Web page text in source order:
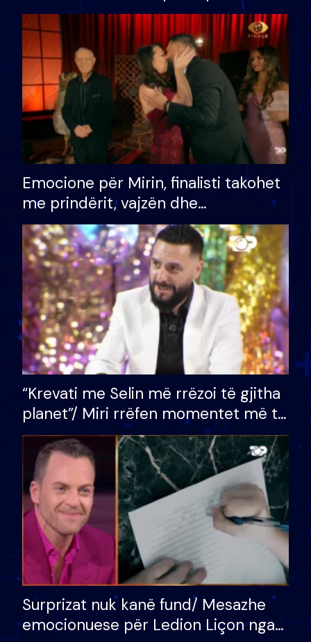
shtëpinë dhe humb mundësinë për
të fituar çmimin e madh
Emocione për Mirin, finalisti takohet
me prindërit, vajzën dhe
bashkëshorten: S’kemi ndonjë letër
divorci apo jo?
“Krevati me Selin më rrëzoi të gjitha
planet”/ Miri rrëfen momentet më të
bukura në shtëpinë e BB VIP: Do më
mungojë zilja e mëngjesit kur…
Surprizat nuk kanë fund/ Mesazhe
emocionuese për Ledion Liçon nga